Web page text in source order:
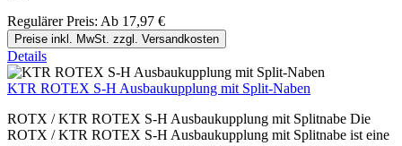
Regulärer Preis: Ab 17,97 €
Preise inkl. MwSt. zzgl. Versandkosten
Details
KTR ROTEX S-H Ausbaukupplung mit Split-Naben
ROTX / KTR ROTEX S-H Ausbaukupplung mit Splitnabe Die
ROTX / KTR ROTEX S-H Ausbaukupplung mit Splitnabe ist eine